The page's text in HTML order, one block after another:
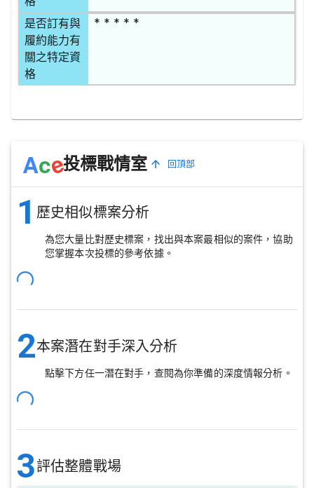
是否訂有與
履約能力有
關之特定資
格
* * * * *
Ace投標戰情室 回頂部
1 歷史相似標案分析
為您大量比對歷史標案，找出與本案最相似的案件，協助
您掌握本次投標的參考依據。
2本案潛在對手深入分析
點擊下方任一潛在對手，查閱為你準備的深度情報分析。
3評估整體戰場